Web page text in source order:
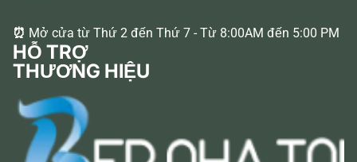
⏰ Mở cửa từ Thứ 2 đến Thứ 7 - Từ 8:00AM đến 5:00 PM
HỖ TRỢ
THƯƠNG HIỆU